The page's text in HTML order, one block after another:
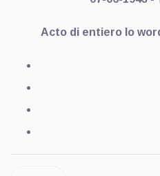
Acto di entiero lo